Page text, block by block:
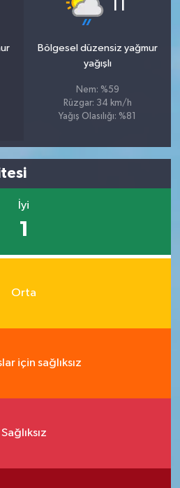
Bölgesel düzensiz yağmur
yağışlı
Nem: %59
Rüzgar: 34 km/h
Yağış Olasılığı: %81
İyi
1
Orta
için sağlıksız
Sağlıksız